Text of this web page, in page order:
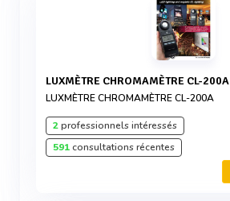
LUXMÈTRE CHROMAMÈTRE CL-200A
LUXMÈTRE CHROMAMÈTRE CL-200A
2professionnels intéressés
591consultations récentes